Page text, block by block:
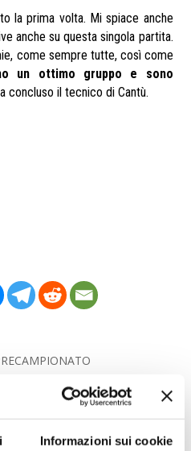
Informazioni sui cookie
la prima volta. Mi spiace anche
anche su questa singola partita.
come sempre tutte, così come
un ottimo gruppo e sono
concluso il tecnico di Cantù.